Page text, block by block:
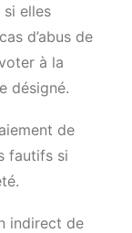
si elles
d’abus de
à la
désigné.
de
fautifs si
indirect de